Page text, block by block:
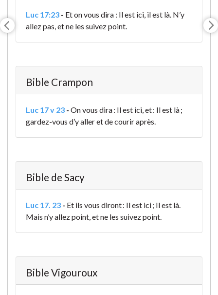
Luc 17:23 - Et on vous dira : Il est ici, il est là. N’y
allez pas, et ne les suivez point.
Bible Crampon
Luc 17 v 23 - On vous dira : Il est ici, et : Il est là ;
gardez-vous d’y aller et de courir après.
Bible de Sacy
Luc 17. 23 - Et ils vous diront : Il est ici ; Il est là.
Mais n’y allez point, et ne les suivez point.
Bible Vigouroux